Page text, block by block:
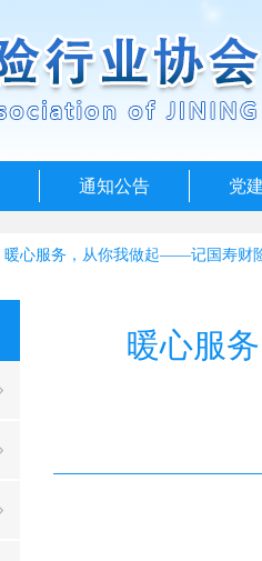
通知公告 党
暖心服务，从你我做起——记国寿财
暖心服